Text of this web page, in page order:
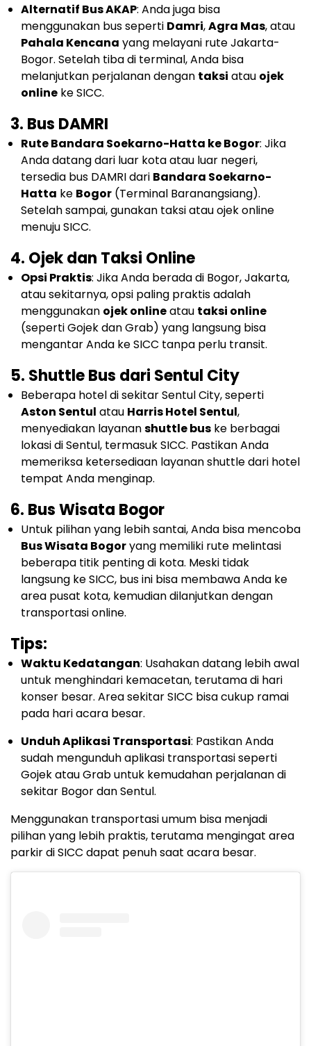
Alternatif Bus AKAP: Anda juga bisa
menggunakan bus seperti Damri,Agra Mas, atau
Pahala Kencana yang melayani rute Jakarta-
Bogor. Setelah tiba di terminal, Anda bisa
melanjutkan perjalanan dengan taksi atau ojek
online ke SICC.
3. Bus DAMRI
Rute Bandara Soekarno-Hatta ke Bogor: Jika
Anda datang dari luar kota atau luar negeri,
tersedia bus DAMRI dari Bandara Soekarno-
Hatta ke Bogor (Terminal Baranangsiang).
Setelah sampai, gunakan taksi atau ojek online
menuju SICC.
4. Ojek dan Taksi Online
Opsi Praktis: Jika Anda berada di Bogor, Jakarta,
atau sekitarnya, opsi paling praktis adalah
menggunakan ojek onlineatau taksi online
(seperti Gojek dan Grab) yang langsung bisa
mengantar Anda ke SICC tanpa perlu transit.
5. Shuttle Bus dari Sentul City
Beberapa hotel di sekitar Sentul City, seperti
Aston Sentul atau Harris Hotel Sentul,
menyediakan layananshuttle bus ke berbagai
lokasi di Sentul, termasuk SICC. Pastikan Anda
memeriksa ketersediaan layanan shuttle dari hotel
tempat Anda menginap.
6. Bus Wisata Bogor
Untuk pilihan yang lebih santai, Anda bisa mencoba
Bus Wisata Bogoryang memiliki rute melintasi
beberapa titik penting di kota. Meski tidak
langsung ke SICC, bus ini bisa membawa Anda ke
area pusat kota, kemudian dilanjutkan dengan
transportasi online.
Tips:
Waktu Kedatangan: Usahakan datang lebih awal
untuk menghindari kemacetan, terutama di hari
konser besar. Area sekitar SICC bisa cukup ramai
pada hari acara besar.
Unduh Aplikasi Transportasi: Pastikan Anda
sudah mengunduh aplikasi transportasi seperti
Gojek atau Grab untuk kemudahan perjalanan di
sekitar Bogor dan Sentul.
Menggunakan transportasi umum bisa menjadi
pilihan yang lebih praktis, terutama mengingat area
parkir di SICC dapat penuh saat acara besar.